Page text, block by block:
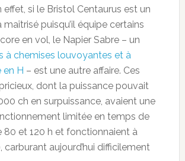
effet, si le Bristol Centaurus est un
puisqu’il équipe certains
en vol, le Napier Sabre – un
à chemises louvoyantes et à
en H – est une autre affaire. Ces
dont la puissance pouvait
ch en surpuissance, avaient une
limitée en temps de
80 et 120 h et fonctionnaient à
carburant aujourd’hui difficilement